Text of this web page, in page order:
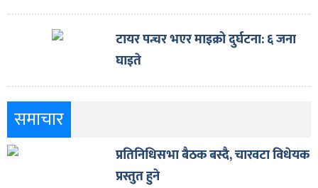
टायर पन्चर भएर माइक्रो दुर्घटना: ६ जना
घाइते
समाचार
प्रतिनिधिसभा बैठक बस्दै, चारवटा विधेयक
प्रस्तुत हुने